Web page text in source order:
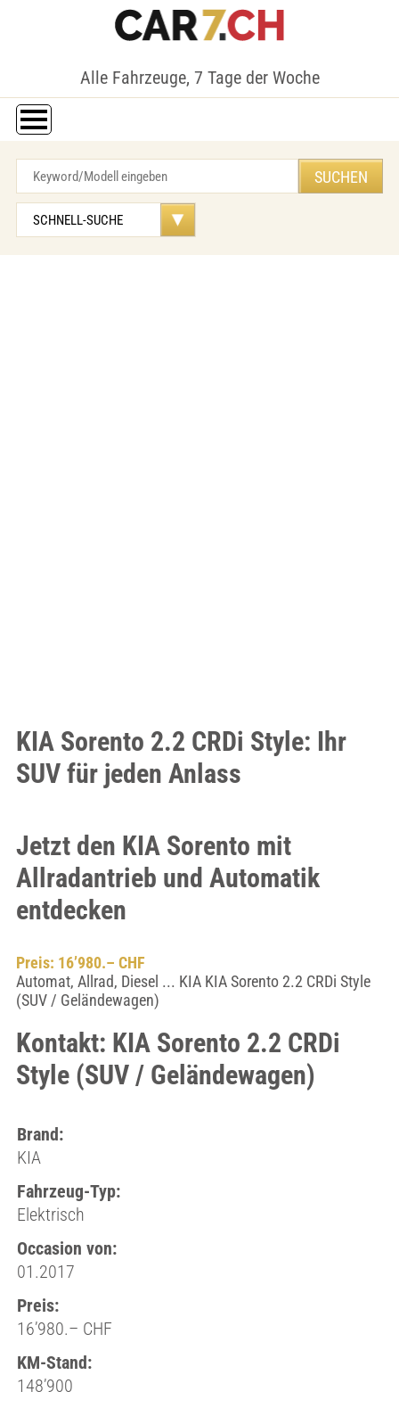
Alle Fahrzeuge, 7 Tage der Woche
KIA Sorento 2.2 CRDi Style: Ihr
SUV für jeden Anlass
Jetzt den KIA Sorento mit
Allradantrieb und Automatik
entdecken
Preis: 16’980.– CHF
Automat, Allrad, Diesel ... KIA KIA Sorento 2.2 CRDi Style
(SUV / Geländewagen)
Kontakt: KIA Sorento 2.2 CRDi
Style (SUV / Geländewagen)
Brand:
KIA
Fahrzeug-Typ:
Elektrisch
Occasion von:
01.2017
Preis:
16’980.– CHF
KM-Stand:
148’900